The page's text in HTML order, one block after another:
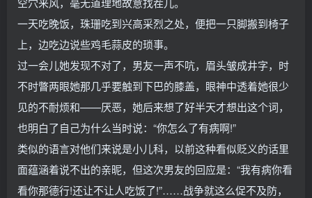
一天吃晚饭，珠珊吃到兴高采烈之处，便把一只脚搬到椅子
上，边吃边说些鸡毛蒜皮的琐事。
过一会儿她发现不对了，男友一声不吭，眉头皱成井字，时
不时瞥两眼她那几乎要触到下巴的膝盖，眼神中透着她很少
见的不耐烦和——厌恶，她后来想了好半天才想出这个词，
也明白了自己为什么当时说：“你怎么了有病啊!”
类似的语言对他们来说是小儿科，以前这种看似贬义的话里
面蕴涵着说不出的亲昵，但这次男友的回应是：“我有病你看
看你那德行!还让不让人吃饭了!”……战争就这么促不及防，